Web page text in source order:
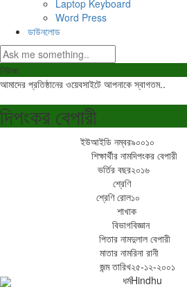
Laptop Keyboard
Word Press
ডাউনলোড
নিউজ:
আমাদের প্রতিষ্ঠানের ওয়েবসাইটে আপনাকে স্বাগতম..
দিপংকর বেপারী
ইউআইডি নম্বর৯০০১০
শিক্ষার্থীর নামদিপংকর বেপারী
ভর্তির বছর২০১৬
শ্রেণি
শ্রেণি রোল১০
শাখাক
বিভাগবিজ্ঞান
পিতার নামদুলাল বেপারী
মাতার নামরিনা রানী
জন্ম তারিখ২৫-১২-২০০১
ধর্মHindhu